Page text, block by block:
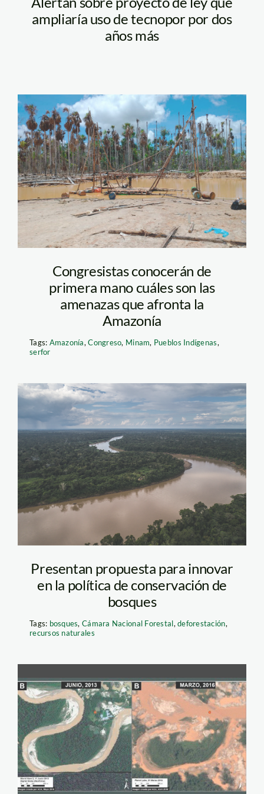
ampliaría uso de tecnopor por dos
años más
mineria-ilegal—
madre-de-dios—
tambopata—fema1
Congresistas conocerán de
primera mano cuáles son las
amenazas que afronta la
Amazonía
Tags: Amazonía,Congreso, Minam, Pueblos Indígenas,
serfor
Diego-Perez-Bosque-
MadreDeDios
Presentan propuesta para innovar
en la política de conservación de
bosques
Tags: bosques,Cámara Nacional Forestal,deforestación,
recursos naturales
minería-en-
tambopata-MAAP-
700×356-(1)